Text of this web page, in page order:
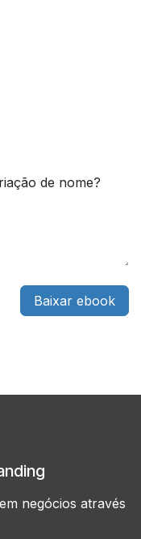
de nome?
Baixar ebook
negócios através